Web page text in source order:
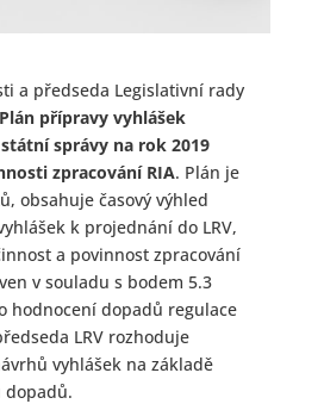
a předseda Legislativní rady
Plán přípravy vyhlášek
správy na rok 2019
zpracování RIA. Plán je
obsahuje časový výhled
k projednání do LRV,
a povinnost zpracování
v souladu s bodem 5.3
hodnocení dopadů regulace
LRV rozhoduje
vyhlášek na základě
dopadů.